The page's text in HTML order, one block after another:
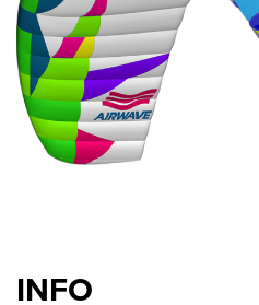
INFO